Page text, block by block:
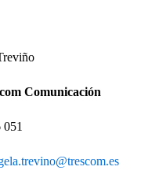
Comunicación